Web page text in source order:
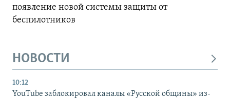
появление новой системы защиты от
беспилотников
НОВОСТИ
10:12
YouTube заблокировал каналы «Русской общины» из-